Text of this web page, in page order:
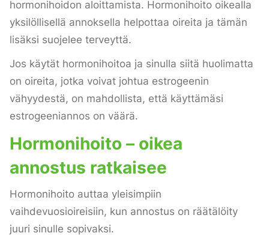
hormonihoidon aloittamista. Hormonihoito oikealla
yksilöllisellä annoksella helpottaa oireita ja tämän
lisäksi suojelee terveyttä.
Jos käytät hormonihoitoa ja sinulla siitä huolimatta
on oireita, jotka voivat johtua estrogeenin
vähyydestä, on mahdollista, että käyttämäsi
estrogeeniannos on väärä.
Hormonihoito – oikea
annostus ratkaisee
Hormonihoito auttaa yleisimpiin
vaihdevuosioireisiin, kun annostus on räätälöity
juuri sinulle sopivaksi.